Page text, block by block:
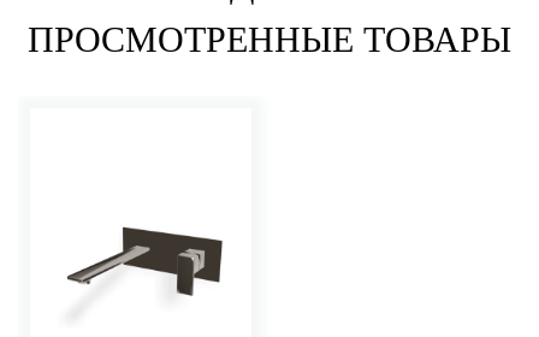
ПРОСМОТРЕННЫЕ ТОВАРЫ